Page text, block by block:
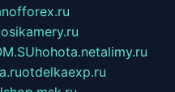
hohota.netalimy.ru
otdelkaexp.ru